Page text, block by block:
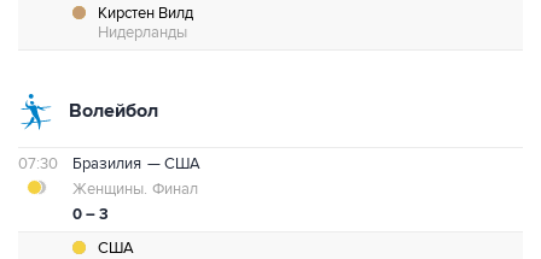
Кирстен Вилд
Нидерланды
Волейбол
07:30 Бразилия — США
0 – 3
Женщины. Финал
США